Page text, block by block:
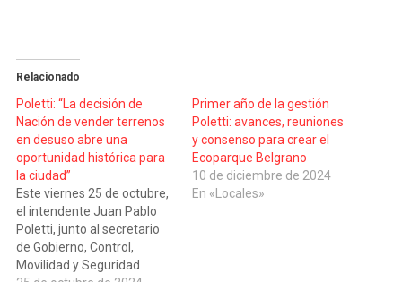
Relacionado
Poletti: “La decisión de
Nación de vender terrenos
en desuso abre una
oportunidad histórica para
la ciudad”
Este viernes 25 de octubre,
el intendente Juan Pablo
Poletti, junto al secretario
de Gobierno, Control,
Movilidad y Seguridad
Primer año de la gestión
Poletti: avances, reuniones
y consenso para crear el
Ecoparque Belgrano
10 de diciembre de 2024
En «Locales»